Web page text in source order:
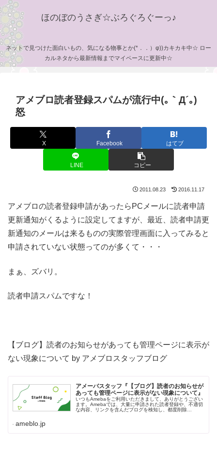
ほのぼのうさぎ☆ぶろぐろぐーっ♪
ネットで見つけた面白いもの、気になる物事とか(*．．）φ))カキカキ中☆ ロー
カルネタから最新情報までマイペースに更新中☆
アメブロ読者登録スパムが流行中(｡｀Д´｡)
怒
X Facebook はてブ
LINE コピー
2011.08.23 2016.11.17
アメブロの読者登録申請があったらPCメールに読者申請
更新通知がくるように設定してますが、最近、読者申請更
新通知のメールは来るものの実際管理画面に入ってみると
申請されていない状態ってのが多くて・・・
まぁ、ズバリ。
読者申請スパムですな！
【ブログ】読者のお知らせがあっても管理ページに表示が
ない現象について by アメブロスタッフブログ
アメーバスタッフ『【ブログ】読者のお知らせが
あっても管理ページに表示がない現象について』
いつもAmebaをご利用いただきまして、ありがとうござい
ます。Amebaでは、大量に申請された読者登録や、不適切
な内容、リンクを含んだブログを検知し、都度削除…
ameblo.jp